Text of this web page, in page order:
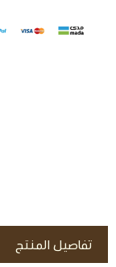
تفاصيل المنتج